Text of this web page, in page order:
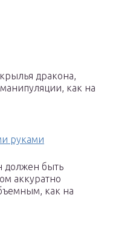
дракона,
как на
руками
должен быть
аккуратно
как на